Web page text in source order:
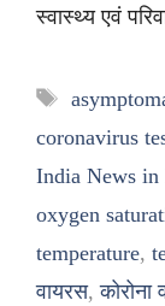
स्वास्थ्य एवं
Tags
coronavirus
India News
oxygen
temperature,
वायरस,कोरोना